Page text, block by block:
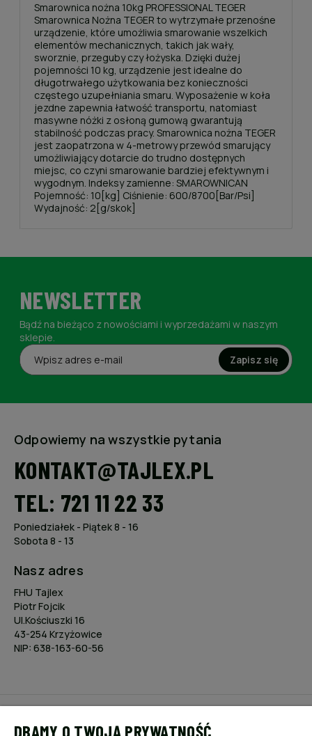
Smarownica nożna 10kg PROFESSIONAL TEGER
Smarownica Nożna TEGER to wytrzymałe przenośne
urządzenie, które umożliwia smarowanie wszelkich
elementów mechanicznych, takich jak wały,
sworznie, przeguby czy łożyska. Dzięki dużej
pojemności 10 kg, urządzenie jest idealne do
długotrwałego użytkowania bez konieczności
częstego uzupełniania smaru. Wyposażenie w koła
jezdne zapewnia łatwość transportu, natomiast
masywne nóżki z osłoną gumową gwarantują
stabilność podczas pracy. Smarownica nożna TEGER
jest zaopatrzona w 4-metrowy przewód smarujący
umożliwiający dotarcie do trudno dostępnych
miejsc, co czyni smarowanie bardziej efektywnym i
wygodnym. Indeksy zamienne: SMAROWNICAN
Pojemność: 10[kg] Ciśnienie: 600/8700[Bar/Psi]
Wydajność: 2[g/skok]
NEWSLETTER
Bądź na bieżąco z nowościami i wyprzedażami w naszym
sklepie.
Zapisz się
Odpowiemy na wszystkie pytania
KONTAKT@TAJLEX.PL
TEL: 721 11 22 33
Poniedziałek - Piątek 8 - 16
Sobota 8 - 13
Nasz adres
FHU Tajlex
Piotr Fojcik
Ul.Kościuszki 16
43-254 Krzyżowice
NIP: 638-163-60-56
DBAMY O TWOJĄ PRYWATNOŚĆ